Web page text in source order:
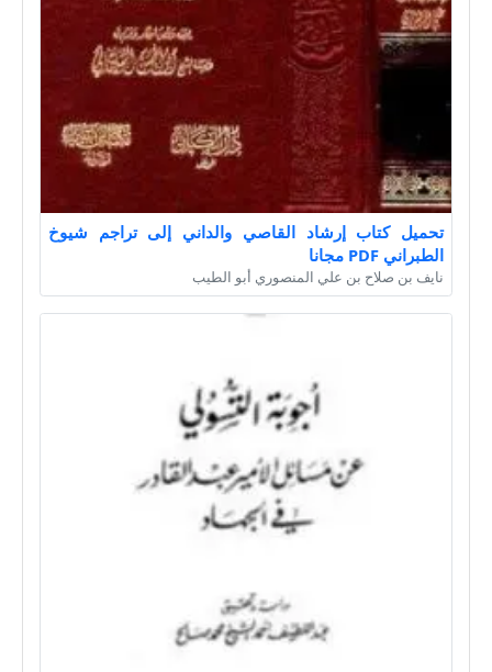
تحميل كتاب إرشاد القاصي والداني إلى تراجم شيوخ
الطبراني PDF مجانا
نايف بن صلاح بن علي المنصوري أبو الطيب